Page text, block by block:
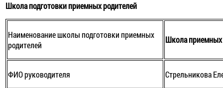
Школа подготовки приемных родителей
Наименование школы подготовки приемных
родителей
Школа приемных
ФИО руководителя Стрельникова